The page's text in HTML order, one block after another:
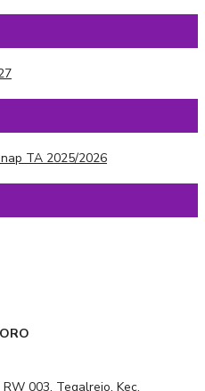
TA 2025/2026
003, Tegalrejo, Kec.